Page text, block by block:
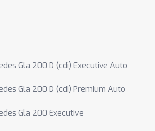
Gla 200 D (cdi) Executive Auto
Gla 200 D (cdi) Premium Auto
Gla 200 Executive